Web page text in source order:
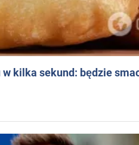
kilka sekund: będzie